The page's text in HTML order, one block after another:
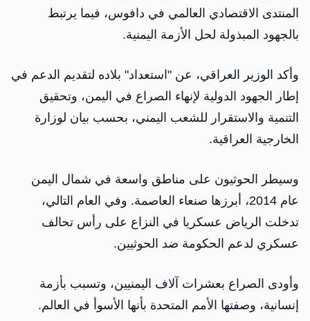
المنتدى الاقتصادي العالمي في دافوس، فيما يرتبط
بالجهود المبذولة لحل الأزمة اليمنية.
وأكد الوزير العراقي، عن "استعداد" بلاده لتقديم الدعم في
إطار الجهود الدولية لإنهاء الصراع في اليمن، وتحقيق
التنمية والاستقرار للشعب اليمني، بحسب بيان لوزارة
الخارجية العراقية.
وسيطر الحوثيون على مناطق واسعة في شمال اليمن
عام 2014، أبرزها صنعاء العاصمة. وفي العام التالي،
تدخلت الرياض عسكريا في النزاع على رأس تحالف
عسكري لدعم الحكومة ضد الحوثيين.
وأودى الصراع بعشرات آلاف اليمنيين، وتسبب بأزمة
إنسانية، وصفتها الأمم المتحدة بأنها الأسوأ في العالم.